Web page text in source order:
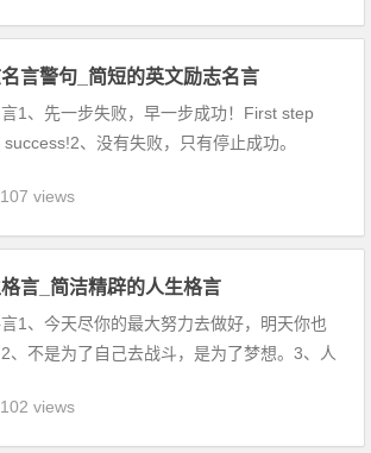
意犹豫不决，来回变化。 8、
言警句_简短的英文励志名言
1、先一步失败，早一步成功！First step
、没有失败，只有停止成功。
ex
107 views
言_简洁精辟的人生格言
1、今天尽你的最大努力去做好，明天你也
、不是为了自己去战斗，是为了梦想。3、人
制，都是从自己的内心开始的。6、自己要先
会看得起你。7、沧海可填山可移，男儿志
102 views